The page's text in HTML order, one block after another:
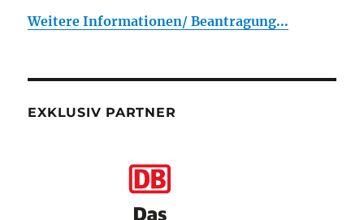
Weitere Informationen/ Beantragung...
EXKLUSIV PARTNER